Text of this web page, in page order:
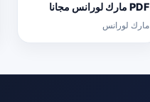
PDF مارك لورانس مجانا
برابط مباشر
مارك لورانس